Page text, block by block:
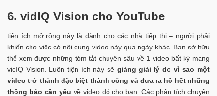
6. vidIQ Vision cho YouTube
tiện ích mở rộng này là dành cho các nhà tiếp thị – người phải
khiến cho việc có nội dung video này qua ngày khác. Bạn sở hữu
thể xem được những tóm tắt chuyên sâu về 1 video bất kỳ mang
vidIQ Vision. Luôn tiện ích này sẽ giảng giải lý do vì sao một
video trở thành đặc biệt thành công và đưa ra hồ hết những
thông báo cần yếu về video đó cho bạn. Các phân tích chuyên